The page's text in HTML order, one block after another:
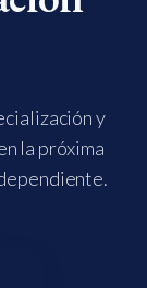
y
la próxima